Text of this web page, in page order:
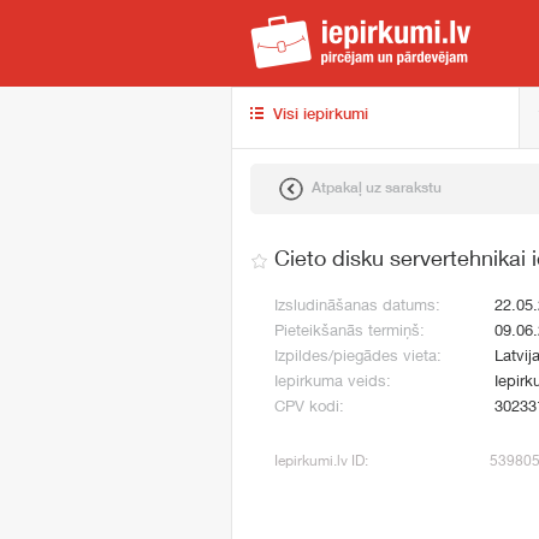
Visi iepirkumi
Atpakaļ uz sarakstu
Cieto disku servertehnikai
Izsludināšanas datums:
Pieteikšanās termiņš:
Izpildes/piegādes vieta:
Iepirkuma veids:
CPV kodi:
Iepirkumi.lv ID: